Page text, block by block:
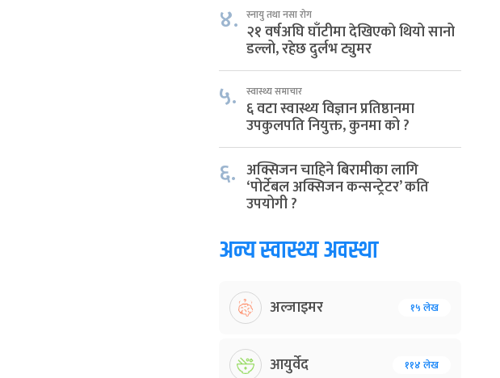
४. स्नायु तथा नसा रोग
२१ वर्षअघि घाँटीमा देखिएको थियो सानो
डल्लो, रहेछ दुर्लभ ट्युमर
५. स्वास्थ्य समाचार
६ वटा स्वास्थ्य विज्ञान प्रतिष्ठानमा
उपकुलपति नियुक्त, कुनमा को ?
६. अक्सिजन चाहिने बिरामीका लागि
‘पोर्टेबल अक्सिजन कन्सन्ट्रेटर’ कति
उपयोगी ?
अन्य स्वास्थ्य अवस्था
अल्जाइमर १५ लेख
आयुर्वेद ११४ लेख